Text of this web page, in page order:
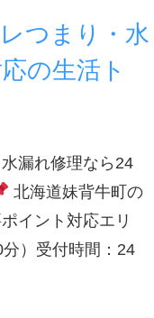
つまり・水
の生活ト
漏れ修理なら24
北海道妹背牛町の
イント対応エリ
）受付時間：24